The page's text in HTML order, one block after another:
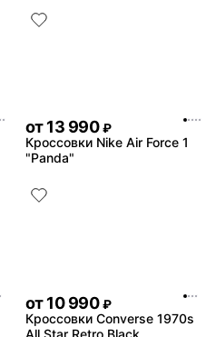
от13 990 ₽
Кроссовки Nike Air Force 1
"Panda"
от10 990 ₽
Кроссовки Converse 1970s
All Star Retro Black